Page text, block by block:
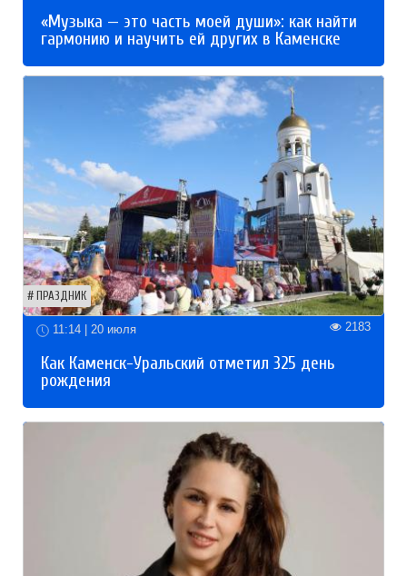
«Музыка — это часть моей души»: как найти
гармонию и научить ей других в Каменске
ПРАЗДНИК
11:14 | 20 июля 2183
Как Каменск-Уральский отметил 325 день
рождения